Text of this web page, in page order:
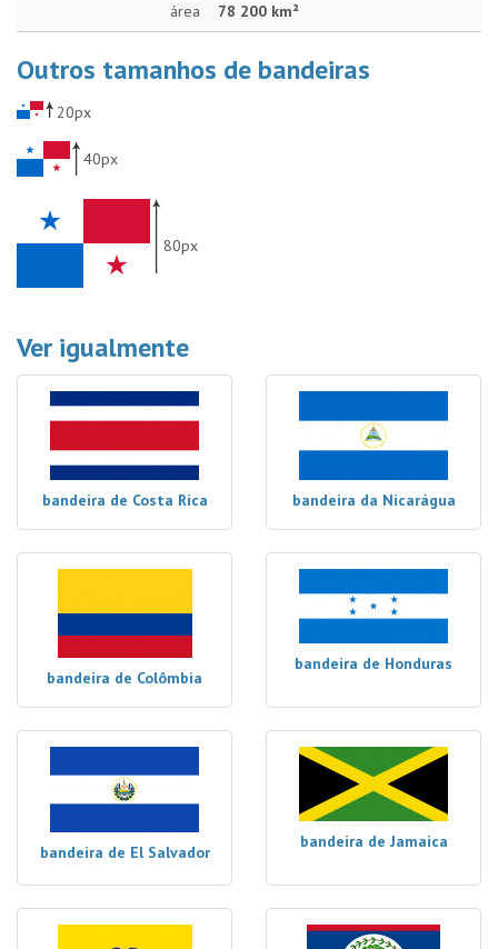
área 78 200 km²
Outros tamanhos de bandeiras
20px
40px
80px
Ver igualmente
bandeira de Costa Rica bandeira da Nicarágua
bandeira de Colômbia
bandeira de Honduras
bandeira de El Salvador
bandeira de Jamaica